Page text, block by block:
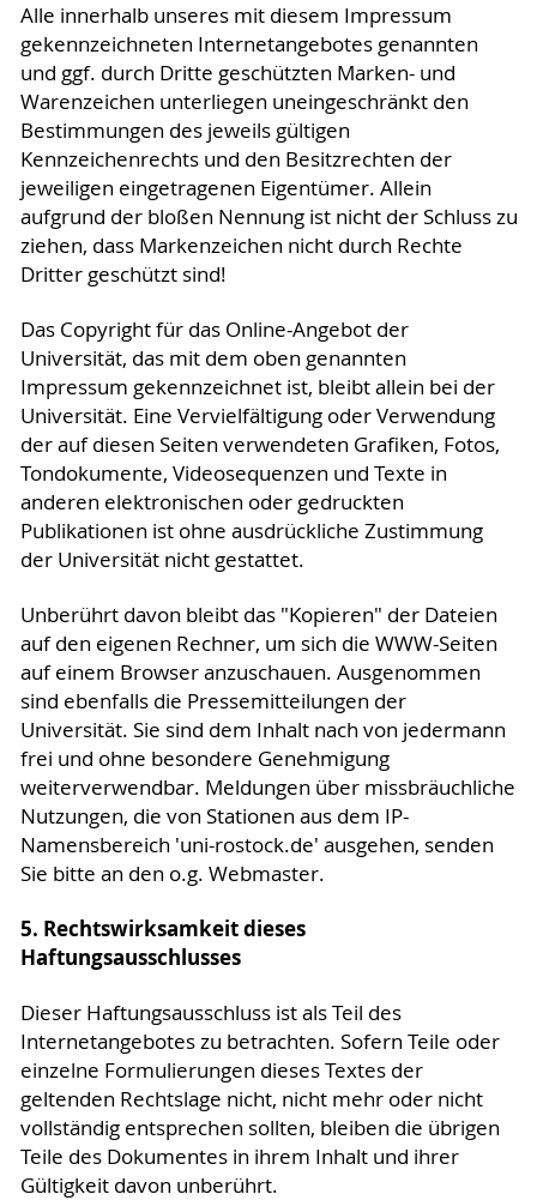
Alle innerhalb unseres mit diesem Impressum
gekennzeichneten Internetangebotes genannten
und ggf. durch Dritte geschützten Marken- und
Warenzeichen unterliegen uneingeschränkt den
Bestimmungen des jeweils gültigen
Kennzeichenrechts und den Besitzrechten der
jeweiligen eingetragenen Eigentümer. Allein
aufgrund der bloßen Nennung ist nicht der Schluss zu
ziehen, dass Markenzeichen nicht durch Rechte
Dritter geschützt sind!
Das Copyright für das Online-Angebot der
Universität, das mit dem oben genannten
Impressum gekennzeichnet ist, bleibt allein bei der
Universität. Eine Vervielfältigung oder Verwendung
der auf diesen Seiten verwendeten Grafiken, Fotos,
Tondokumente, Videosequenzen und Texte in
anderen elektronischen oder gedruckten
Publikationen ist ohne ausdrückliche Zustimmung
der Universität nicht gestattet.
Unberührt davon bleibt das "Kopieren" der Dateien
auf den eigenen Rechner, um sich die WWW-Seiten
auf einem Browser anzuschauen. Ausgenommen
sind ebenfalls die Pressemitteilungen der
Universität. Sie sind dem Inhalt nach von jedermann
frei und ohne besondere Genehmigung
weiterverwendbar. Meldungen über missbräuchliche
Nutzungen, die von Stationen aus dem IP-
Namensbereich 'uni-rostock.de' ausgehen, senden
Sie bitte an den o.g. Webmaster.
5. Rechtswirksamkeit dieses
Haftungsausschlusses
Dieser Haftungsausschluss ist als Teil des
Internetangebotes zu betrachten. Sofern Teile oder
einzelne Formulierungen dieses Textes der
geltenden Rechtslage nicht, nicht mehr oder nicht
vollständig entsprechen sollten, bleiben die übrigen
Teile des Dokumentes in ihrem Inhalt und ihrer
Gültigkeit davon unberührt.